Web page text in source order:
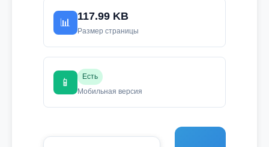
📊
117.99 KB
Размер страницы
📱
Есть
Мобильная версия